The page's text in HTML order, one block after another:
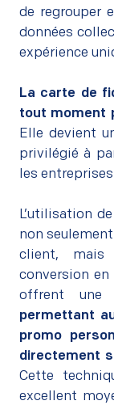
de regrouper
données
expérience
La carte de
tout moment
Elle devient
privilégié à
les
L’utilisation de
non
client, mais
conversion
offrent une
permettant
promo
directement
Cette
excellent